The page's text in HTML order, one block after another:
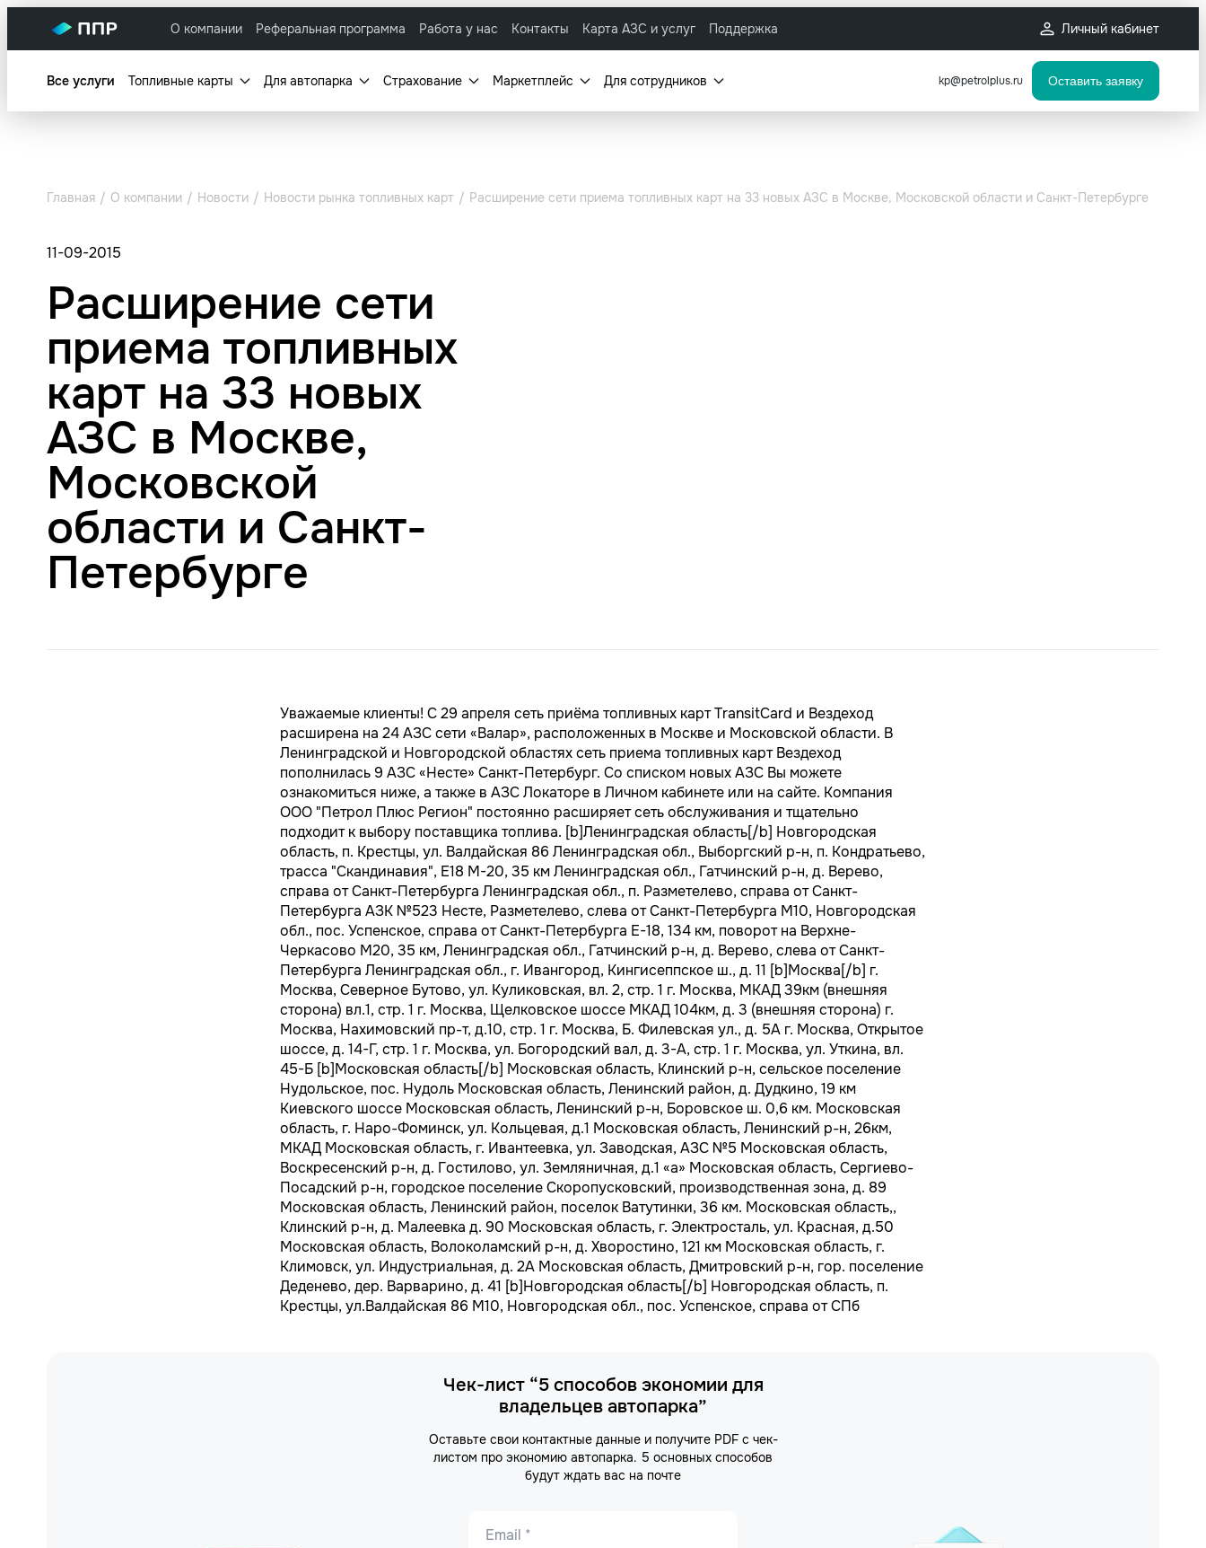
О компании Реферальная программа Работа у нас Контакты Карта АЗС и услуг Поддержка Личный кабинет
Все услуги Топливные карты Для автопарка Страхование Маркетплейс Для сотрудников kp@petrolplus.ru Оставить заявку
Главная О компании Новости Новости рынка топливных карт Расширение сети приема топливных карт на 33 новых АЗС в Москве, Московской области и Санкт-Петербурге
11-09-2015
Расширение сети
приема топливных
карт на 33 новых
АЗС в Москве,
Московской
области и Санкт-
Петербурге
Уважаемые клиенты! С 29 апреля сеть приёма топливных карт TransitCard и Вездеход
расширена на 24 АЗС сети «Валар», расположенных в Москве и Московской области. В
Ленинградской и Новгородской областях сеть приема топливных карт Вездеход
пополнилась 9 АЗС «Несте» Санкт-Петербург. Со списком новых АЗС Вы можете
ознакомиться ниже, а также в АЗС Локаторе в Личном кабинете или на сайте. Компания
ООО "Петрол Плюс Регион" постоянно расширяет сеть обслуживания и тщательно
подходит к выбору поставщика топлива. [b]Ленинградская область[/b] Новгородская
область, п. Крестцы, ул. Валдайская 86 Ленинградская обл., Выборгский р-н, п. Кондратьево,
трасса "Скандинавия", Е18 М-20, 35 км Ленинградская обл., Гатчинский р-н, д. Верево,
справа от Санкт-Петербурга Ленинградская обл., п. Разметелево, справа от Санкт-
Петербурга АЗК №523 Несте, Разметелево, слева от Санкт-Петербурга М10, Новгородская
обл., пос. Успенское, справа от Санкт-Петербурга E-18, 134 км, поворот на Верхне-
Черкасово М20, 35 км, Ленинградская обл., Гатчинский р-н, д. Верево, слева от Санкт-
Петербурга Ленинградская обл., г. Ивангород, Кингисеппское ш., д. 11 [b]Москва[/b] г.
Москва, Северное Бутово, ул. Куликовская, вл. 2, стр. 1 г. Москва, МКАД 39км (внешняя
сторона) вл.1, стр. 1 г. Москва, Щелковское шоссе МКАД 104км, д. 3 (внешняя сторона) г.
Москва, Нахимовский пр-т, д.10, стр. 1 г. Москва, Б. Филевская ул., д. 5А г. Москва, Открытое
шоссе, д. 14-Г, стр. 1 г. Москва, ул. Богородский вал, д. 3-А, стр. 1 г. Москва, ул. Уткина, вл.
45-Б [b]Московская область[/b] Московская область, Клинский р-н, сельское поселение
Нудольское, пос. Нудоль Московская область, Ленинский район, д. Дудкино, 19 км
Киевского шоссе Московская область, Ленинский р-н, Боровское ш. 0,6 км. Московская
область, г. Наро-Фоминск, ул. Кольцевая, д.1 Московская область, Ленинский р-н, 26км,
МКАД Московская область, г. Ивантеевка, ул. Заводская, АЗС №5 Московская область,
Воскресенский р-н, д. Гостилово, ул. Земляничная, д.1 «а» Московская область, Сергиево-
Посадский р-н, городское поселение Скоропусковский, производственная зона, д. 89
Московская область, Ленинский район, поселок Ватутинки, 36 км. Московская область,,
Клинский р-н, д. Малеевка д. 90 Московская область, г. Электросталь, ул. Красная, д.50
Московская область, Волоколамский р-н, д. Хворостино, 121 км Московская область, г.
Климовск, ул. Индустриальная, д. 2А Московская область, Дмитровский р-н, гор. поселение
Деденево, дер. Варварино, д. 41 [b]Новгородская область[/b] Новгородская область, п.
Крестцы, ул.Валдайская 86 М10, Новгородская обл., пос. Успенское, справа от СПб
Чек-лист “5 способов экономии для
владельцев автопарка”
Оставьте свои контактные данные и получите PDF с чек-
листом про экономию автопарка. 5 основных способов
будут ждать вас на почте
Email *